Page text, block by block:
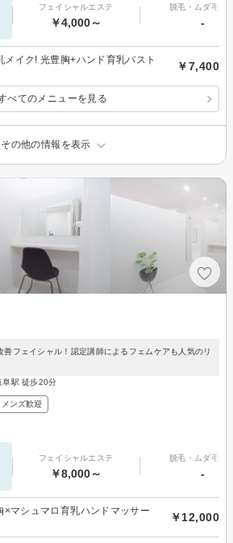
フェイシャルエステ
￥4,000～
脱毛・ムダ毛処
-
メイク! 光豊胸+ハンド育乳バスト
￥7,400
べてのメニューを見る
その他の情報を表示
フェイシャル！認定講師によるフェムケアも人気のリ
阜駅 徒歩20分
メンズ歓迎
フェイシャルエステ
￥8,000～
脱毛・ムダ毛処
-
マシュマロ育乳ハンドマッサー
￥12,000